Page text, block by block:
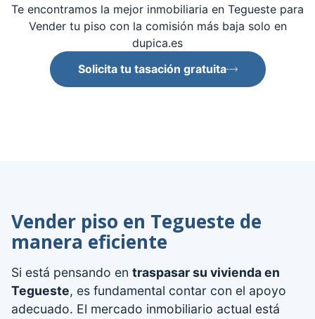
Te encontramos la mejor inmobiliaria en Tegueste para
Vender tu piso con la comisión más baja solo en
dupica.es
Solicita tu tasación gratuita
Vender piso en Tegueste de
manera eficiente
Si está pensando en traspasar su vivienda en
Tegueste, es fundamental contar con el apoyo
adecuado. El mercado inmobiliario actual está